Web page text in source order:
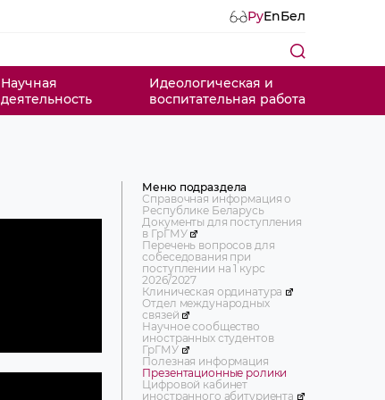
РуEnБел
Научная
деятельность
Идеологическая и
воспитательная работа
Меню подраздела
Справочная информация о
Республике Беларусь
Документы для поступления
в ГрГМУ
Перечень вопросов для
собеседования при
поступлении на 1 курс
2026/2027
Клиническая ординатура
Отдел международных
связей
Научное сообщество
иностранных студентов
ГрГМУ
Полезная информация
Презентационные ролики
Цифровой кабинет
иностранного абитуриента